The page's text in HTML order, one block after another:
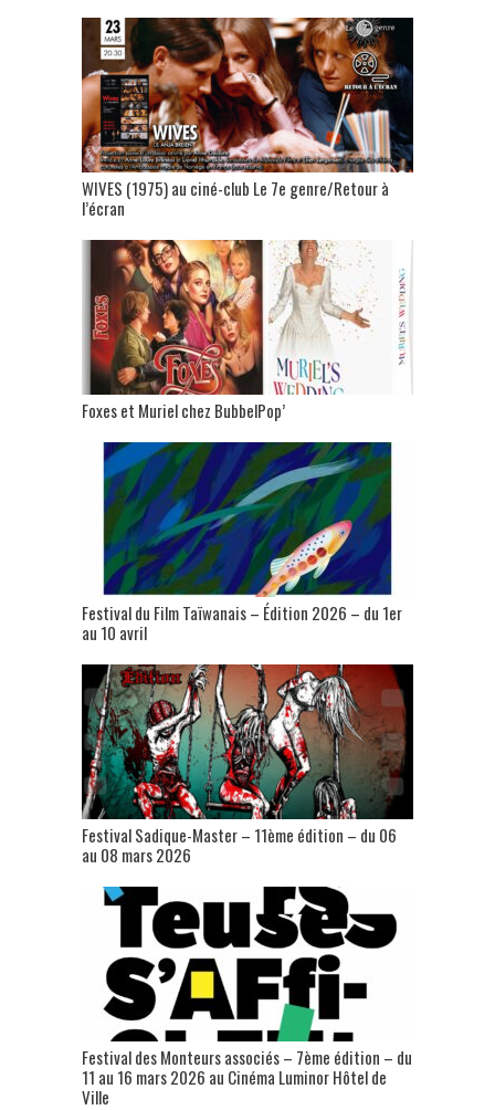
WIVES (1975) au ciné-club Le 7e genre/Retour à
l’écran
Foxes et Muriel chez BubbelPop’
Festival du Film Taïwanais – Édition 2026 – du 1er
au 10 avril
Festival Sadique-Master – 11ème édition – du 06
au 08 mars 2026
Festival des Monteurs associés – 7ème édition – du
11 au 16 mars 2026 au Cinéma Luminor Hôtel de
Ville